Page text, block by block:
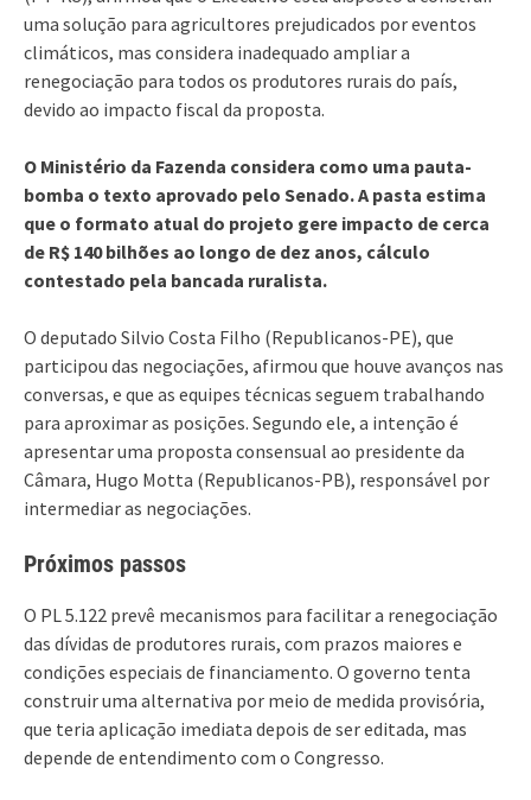
uma solução para agricultores prejudicados por eventos
climáticos, mas considera inadequado ampliar a
renegociação para todos os produtores rurais do país,
devido ao impacto fiscal da proposta.
O Ministério da Fazenda considera como uma pauta-
bomba o texto aprovado pelo Senado. A pasta estima
que o formato atual do projeto gere impacto de cerca
de R$ 140 bilhões ao longo de dez anos, cálculo
contestado pela bancada ruralista.
O deputado Silvio Costa Filho (Republicanos-PE), que
participou das negociações, afirmou que houve avanços nas
conversas, e que as equipes técnicas seguem trabalhando
para aproximar as posições. Segundo ele, a intenção é
apresentar uma proposta consensual ao presidente da
Câmara, Hugo Motta (Republicanos-PB), responsável por
intermediar as negociações.
Próximos passos
O PL 5.122 prevê mecanismos para facilitar a renegociação
das dívidas de produtores rurais, com prazos maiores e
condições especiais de financiamento. O governo tenta
construir uma alternativa por meio de medida provisória,
que teria aplicação imediata depois de ser editada, mas
depende de entendimento com o Congresso.